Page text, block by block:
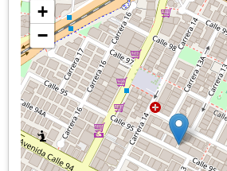
+
−